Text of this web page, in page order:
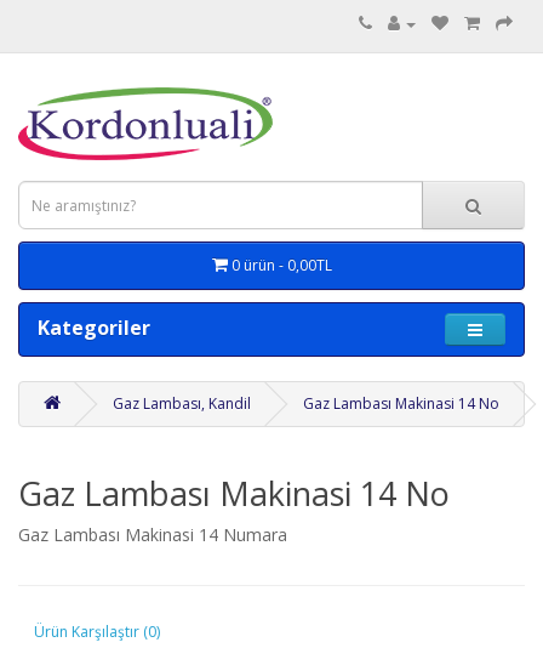
0 ürün - 0,00TL
Kategoriler
Gaz Lambası, Kandil Gaz Lambası Makinasi 14 No
Gaz Lambası Makinasi 14 No
Gaz Lambası Makinasi 14 Numara
Ürün Karşılaştır (0)